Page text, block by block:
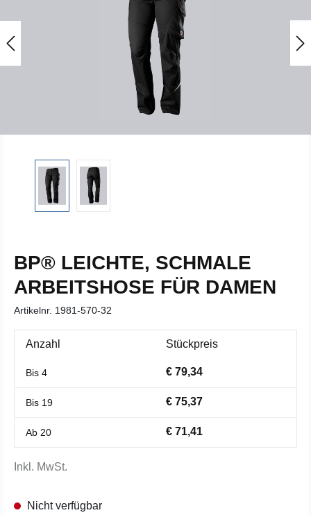
BP® LEICHTE, SCHMALE
ARBEITSHOSE FÜR DAMEN
Artikelnr. 1981-570-32
Anzahl Stückpreis
Bis 4 € 79,34
Bis 19 € 75,37
Ab 20 € 71,41
Inkl. MwSt.
Nicht verfügbar